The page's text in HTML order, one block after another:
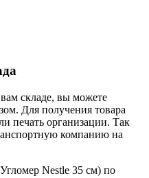
складе, вы можете
Для получения товара
печать организации. Так
компанию на
Nestle 35 см) по